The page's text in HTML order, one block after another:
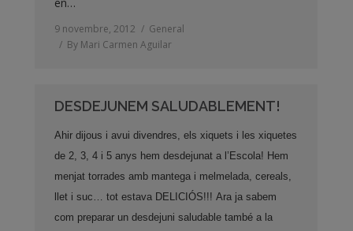
9 novembre, 2012
General
By Mari Carmen Aguilar
DESDEJUNEM SALUDABLEMENT!
Ahir dijous i avui divendres, els xiquets i les xiquetes
de 2, 3, 4 i 5 anys hem desdejunat a l’Escola! Hem
menjat torrades amb mantega i melmelada, cereals,
llet i suc… tot estava DELICIÓS!!! Ara ja sabem
com preparar un desdejuni saludable també a la